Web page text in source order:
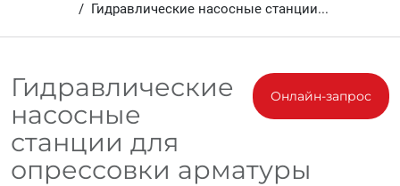
Гидравлические насосные станции...
Онлайн-запрос
Гидравлические
насосные
станции для
опрессовки арматуры